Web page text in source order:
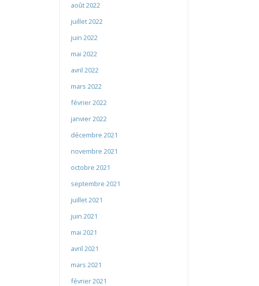
août 2022
juillet 2022
juin 2022
mai 2022
avril 2022
mars 2022
février 2022
janvier 2022
décembre 2021
novembre 2021
octobre 2021
septembre 2021
juillet 2021
juin 2021
mai 2021
avril 2021
mars 2021
février 2021